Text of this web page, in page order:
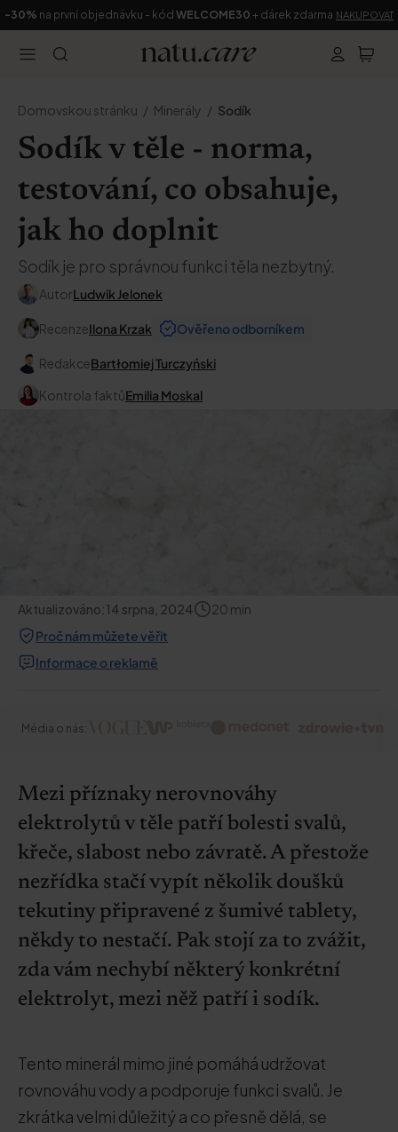
-30% na první objednávku - kód WELCOME30 + dárek zdarma NAKUPOVAT
Domovskou stránku Minerály Sodík
Sodík v těle - norma,
testování, co obsahuje,
jak ho doplnit
Sodík je pro správnou funkci těla nezbytný.
AutorLudwik Jelonek
RecenzeIlona Krzak Ověřeno odborníkem
RedakceBartłomiej Turczyński
Kontrola faktůEmilia Moskal
Aktualizováno:14 srpna, 2024 20 min
Proč nám můžete věřit
Informace o reklamě
Média o nás:
Mezi příznaky nerovnováhy
elektrolytů v těle patří bolesti svalů,
křeče, slabost nebo závratě. A přestože
nezřídka stačí vypít několik doušků
tekutiny připravené z šumivé tablety,
někdy to nestačí. Pak stojí za to zvážit,
zda vám nechybí některý konkrétní
elektrolyt, mezi něž patří i sodík.
Tento minerál mimo jiné pomáhá udržovat
rovnováhu vody a podporuje funkci svalů. Je
zkrátka velmi důležitý a co přesně dělá, se